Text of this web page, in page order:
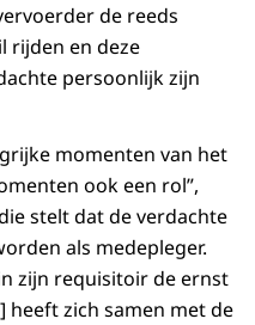
de reeds
rijden en deze
persoonlijk zijn
momenten van het
ook een rol”,
stelt dat de verdachte
als medepleger.
zijn requisitoir de ernst
heeft zich samen met de